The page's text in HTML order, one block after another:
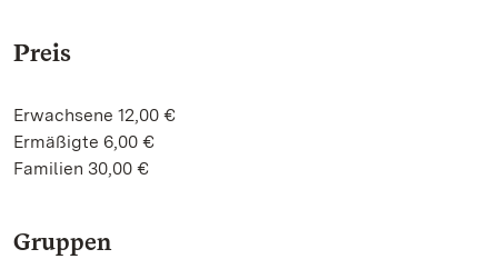
Preis
Erwachsene 12,00 €
Ermäßigte 6,00 €
Familien 30,00 €
Gruppen